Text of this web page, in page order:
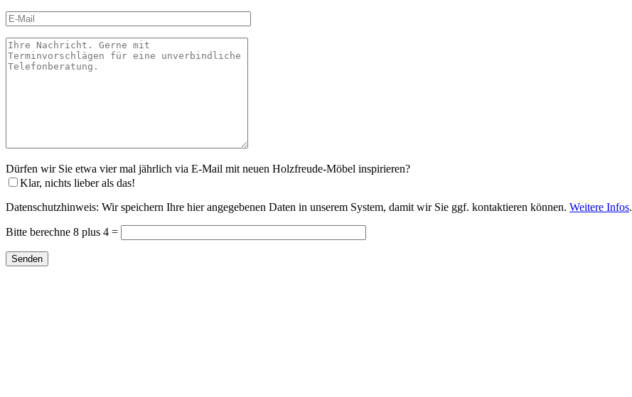
Dürfen wir Sie etwa vier mal jährlich via E-Mail mit neuen Holzfreude-Möbel inspirieren?
Klar, nichts lieber als das!
Datenschutzhinweis: Wir speichern Ihre hier angegebenen Daten in unserem System, damit wir Sie ggf. kontaktieren können. Weitere Infos.
Bitte lasse dieses Feld leer.
Bitte berechne 8 plus 4 =